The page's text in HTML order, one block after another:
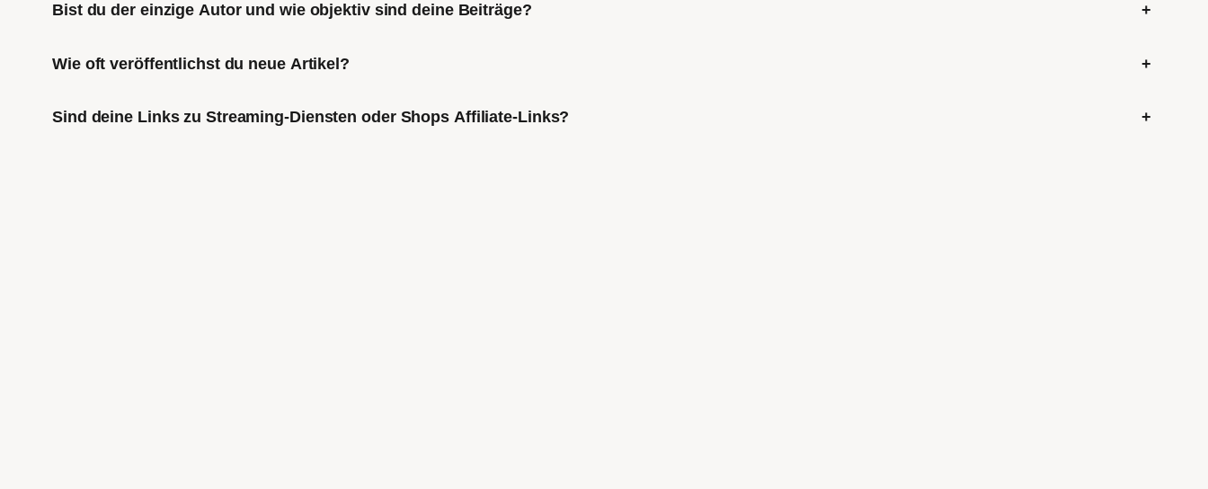
Bist du der einzige Autor und wie objektiv sind deine Beiträge? +
Wie oft veröffentlichst du neue Artikel? +
Sind deine Links zu Streaming-Diensten oder Shops Affiliate-Links? +